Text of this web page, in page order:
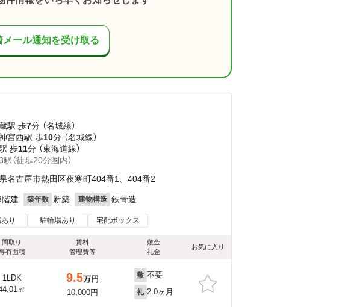
メール通知を受け取る
駅 歩7分 （名城線）
宮西駅 歩10分 （名城線）
歩11分 （東海道線）
（徒歩20分圏内）
名古屋市熱田区夜寒町404番1、404番2
階建 築年数 新築 建物構造 鉄骨造
り 駐輪場あり 宅配ボックス
間取り
有面積
賃料
管理費等
敷金
礼金
お気に入り
1LDK
㎡
9.5万円
10,000円
敷 不要
礼 2.0ヶ月